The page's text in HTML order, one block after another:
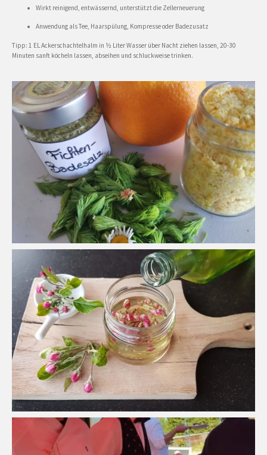
Wirkt reinigend, entwässernd, unterstützt die Zellerneuerung
Anwendung als Tee, Haarspülung, Kompresse oder Badezusatz
Tipp: 1 EL Ackerschachtelhalm in ½ Liter Wasser über Nacht ziehen lassen, 20-30
Minuten sanft köcheln lassen, abseihen und schluckweise trinken.